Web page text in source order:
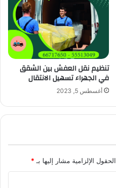
تنظيم نقل العفش بين الشقق
في الجهراء تسهيل الانتقال
أغسطس 5, 2023
الحقول الإلزامية مشار إليها بـ *